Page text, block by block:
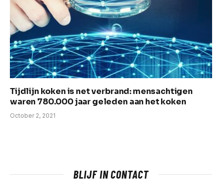
Tijdlijn koken is net verbrand: mensachtigen
waren 780.000 jaar geleden aan het koken
October 2, 2021
BLIJF IN CONTACT